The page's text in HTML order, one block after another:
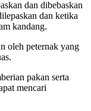
dan dibebaskan
dan ketika
kandang.
oleh peternak yang
pakan serta
mencari